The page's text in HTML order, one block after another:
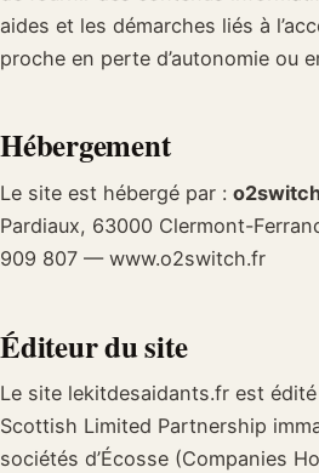
aides et les démarches liés à
proche en perte d’autonomie ou
Hébergement
Le site est hébergé par :
Pardiaux, 63000 Clermont-
909 807 — www.o2switch.fr
Éditeur du site
Le site lekitdesaidants.fr est
Scottish Limited Partnership
sociétés d’Écosse (Companies